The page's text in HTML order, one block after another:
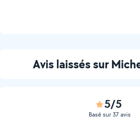
Avis laissés sur
5/5
Basé sur 37 avis